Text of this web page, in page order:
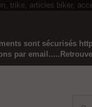
sont sécurisés
par